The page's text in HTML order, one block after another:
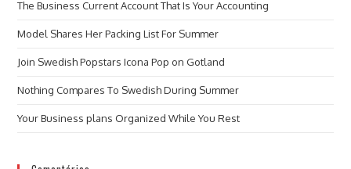
The Business Current Account That Is Your Accounting
Model Shares Her Packing List For Summer
Join Swedish Popstars Icona Pop on Gotland
Nothing Compares To Swedish During Summer
Your Business plans Organized While You Rest